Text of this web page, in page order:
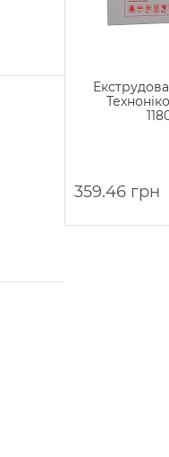
359.46 грн